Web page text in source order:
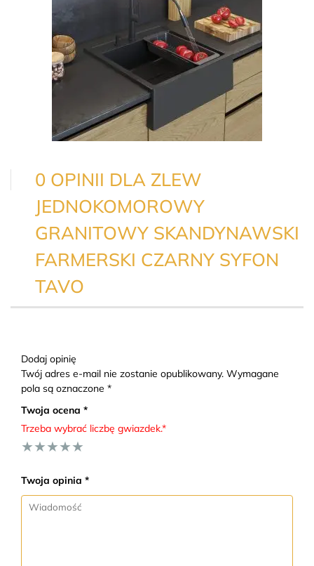
0 OPINII DLA ZLEW
JEDNOKOMOROWY
GRANITOWY SKANDYNAWSKI
FARMERSKI CZARNY SYFON
TAVO
Dodaj opinię
Twój adres e-mail nie zostanie opublikowany. Wymagane
pola są oznaczone *
Twoja ocena *
Trzeba wybrać liczbę gwiazdek.*
★
★
★
★
★
Twoja opinia *